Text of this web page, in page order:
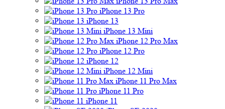
iPhone 13 Pro
iPhone 13
iPhone 13 Mini
iPhone 12 Pro Max
iPhone 12 Pro
iPhone 12
iPhone 12 Mini
iPhone 11 Pro Max
iPhone 11 Pro
iPhone 11